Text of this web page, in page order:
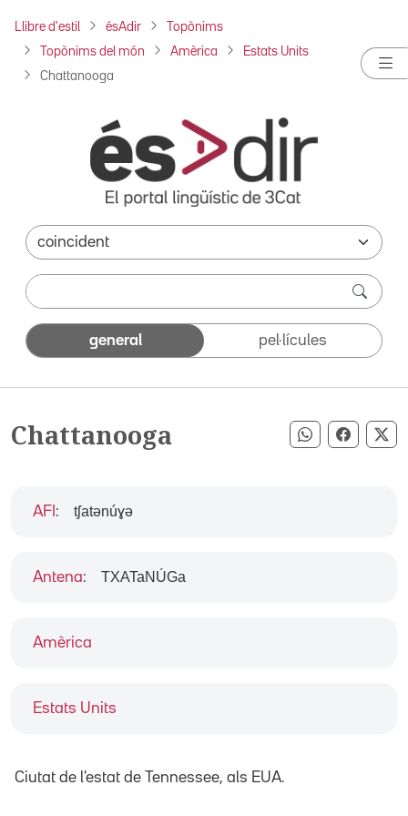
Llibre d'estil ésAdir Topònims
Topònims del món Amèrica Estats Units
Chattanooga
general pel·lícules
Chattanooga Compartir
Amèrica
Estats Units
AFI : tʃatənúɣə
Antena: TXATaNÚGa
Ciutat de l'estat de Tennessee, als EUA.